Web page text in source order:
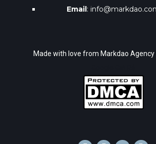
Email:
Made with love from Markdao